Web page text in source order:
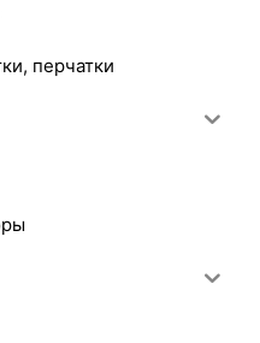
перчатки